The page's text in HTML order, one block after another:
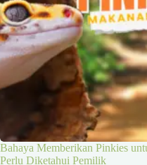
Bahaya Memberikan Pinkies
Perlu Diketahui Pemilik